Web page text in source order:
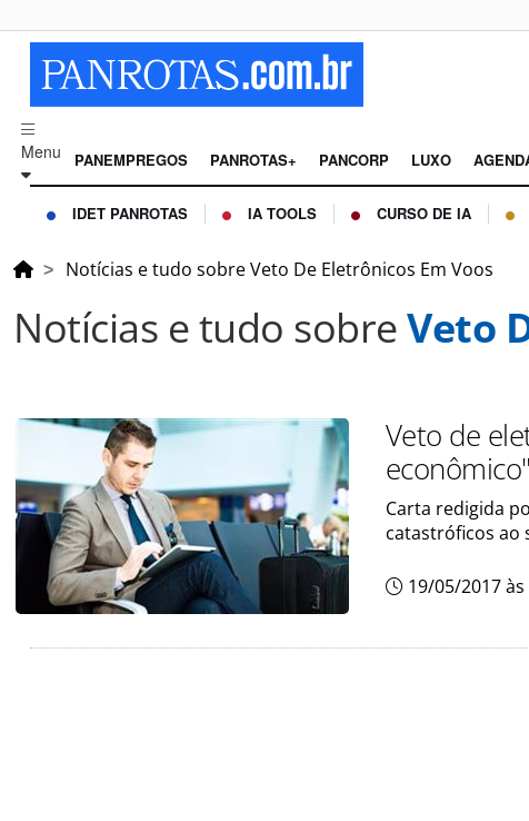
Menu PANEMPREGOS PANROTAS+ PANCORP LUXO
IDET PANROTAS IA TOOLS CURSO DE IA
Notícias e tudo sobre Veto De Eletrônicos Em Voos
Notícias e tudo sobreVeto
Veto de
Carta redigida
catastróficos ao
19/05/2017 às